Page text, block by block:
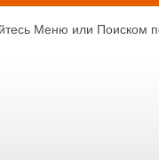
Меню или Поиском